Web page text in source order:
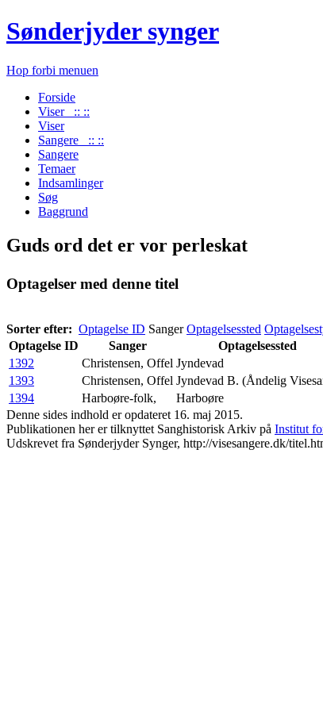
Sønderjyder synger
Hop forbi menuen
Forside
Viser :: ::
Viser
Sangere :: ::
Sangere
Temaer
Indsamlinger
Søg
Baggrund
Guds ord det er vor perleskat
Optagelser med denne titel
Sorter efter: Optagelse ID Sanger Optagelsessted
Optagelse ID
Sanger Optagelsessted
1392
Christensen, Offel Jyndevad
1393
Christensen, Offel Jyndevad B. (Åndelig
1394
Harboøre-folk, Harboøre
Denne sides indhold er opdateret 16. maj 2015.
Publikationen her er tilknyttet Sanghistorisk Arkiv på Institut
Udskrevet fra Sønderjyder Synger, http://visesangere.dk/